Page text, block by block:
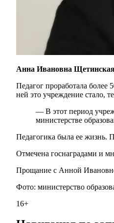
Анна Ивановна Щетинская
Педагог проработала более
ней это учреждение стало,
— В этот период
министерстве
Педагогика была ее жизнь.
Отмечена госнаградами и
Прощание с Анной
Фото: министерство
16+